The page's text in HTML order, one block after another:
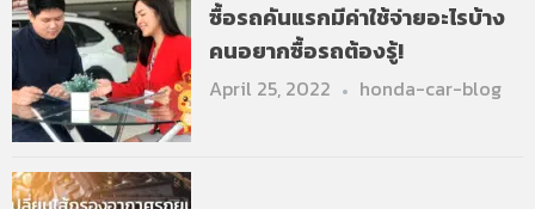
ซื้อรถคันแรกมีค่าใช้จ่ายอะไรบ้าง
คนอยากซื้อรถต้องรู้!
April 25, 2022 honda-car-blog